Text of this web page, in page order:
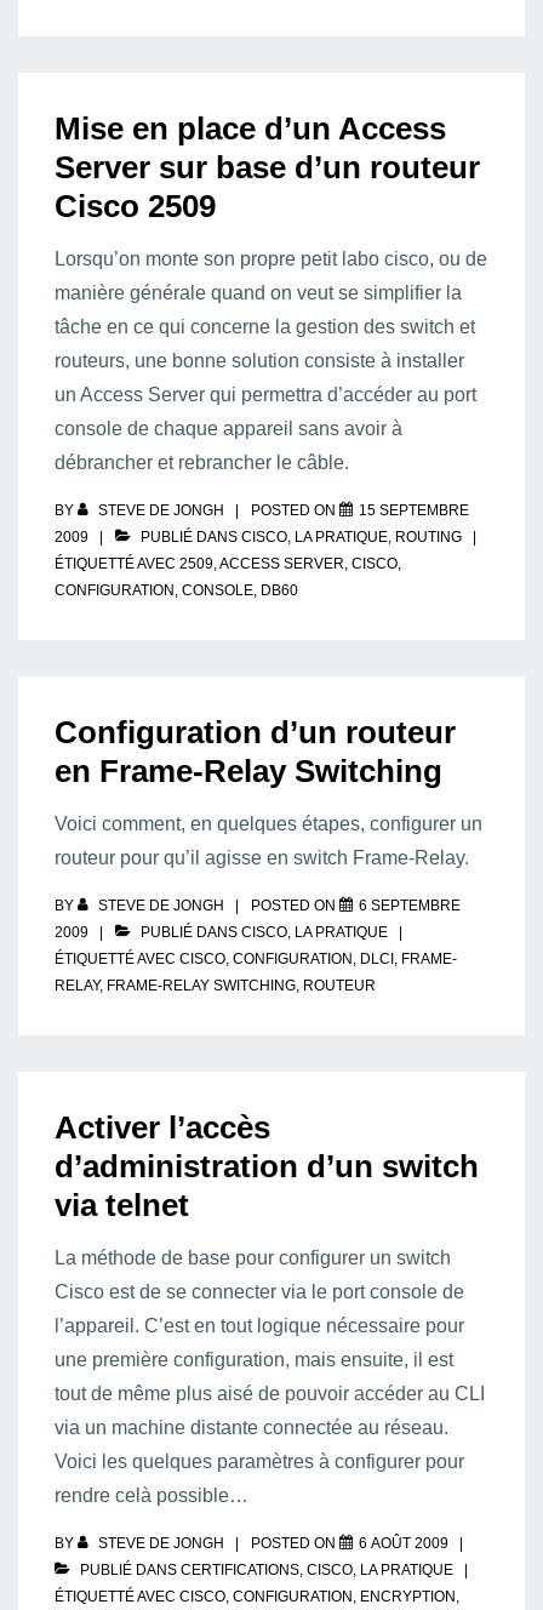
Mise en place d’un Access
Server sur base d’un routeur
Cisco 2509
Lorsqu’on monte son propre petit labo cisco, ou de
manière générale quand on veut se simplifier la
tâche en ce qui concerne la gestion des switch et
routeurs, une bonne solution consiste à installer
un Access Server qui permettra d’accéder au port
console de chaque appareil sans avoir à
débrancher et rebrancher le câble.
BY STEVE DE JONGH POSTED ON
15 SEPTEMBRE
2009
PUBLIÉ DANS CISCO, LA PRATIQUE, ROUTING
ÉTIQUETTÉ AVEC 2509,ACCESS SERVER, CISCO,
CONFIGURATION , CONSOLE, DB60
Configuration d’un routeur
en Frame-Relay Switching
Voici comment, en quelques étapes, configurer un
routeur pour qu’il agisse en switch Frame-Relay.
BY STEVE DE JONGH POSTED ON
6 SEPTEMBRE
2009
PUBLIÉ DANS CISCO, LA PRATIQUE
ÉTIQUETTÉ AVEC CISCO, CONFIGURATION , DLCI , FRAME-
RELAY, FRAME-RELAY SWITCHING, ROUTEUR
Activer l’accès
d’administration d’un switch
via telnet
La méthode de base pour configurer un switch
Cisco est de se connecter via le port console de
l’appareil. C’est en tout logique nécessaire pour
une première configuration, mais ensuite, il est
tout de même plus aisé de pouvoir accéder au CLI
via un machine distante connectée au réseau.
Voici les quelques paramètres à configurer pour
rendre celà possible…
BY STEVE DE JONGH POSTED ON
6 AOÛT 2009
PUBLIÉ DANS CERTIFICATIONS, CISCO, LA PRATIQUE
ÉTIQUETTÉ AVEC CISCO, CONFIGURATION , ENCRYPTION ,